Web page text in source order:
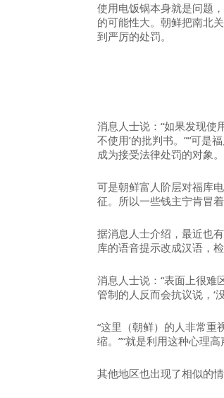
使用电饭锅本身就是问题
的可能性大。朝鲜把南北
到严厉的处罚。
消息人士说：“如果发现使
不使用’的批判书。”“可是
成为接受法律处罚的对象
可是朝鲜富人阶层对福库
征。所以一些钱主宁肯冒
据消息人士介绍，最近也
库的语音提示改成汉语，
消息人士说：“表面上很难
管制的人反而会抗议说，‘
“这里（朝鲜）的人非常重
缩。”“就是利用这种心理
其他地区也出现了相似的情